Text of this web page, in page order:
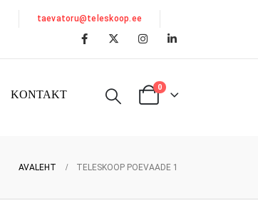
taevatoru@teleskoop.ee
KONTAKT
0
AVALEHT TELESKOOP POEVAADE 1